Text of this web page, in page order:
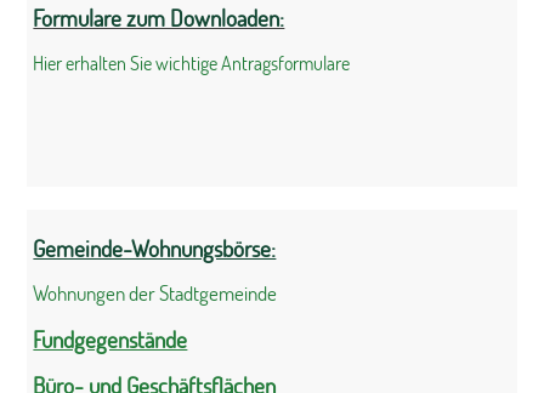
Formulare zum Downloaden:
Hier erhalten Sie wichtige Antragsformulare
Gemeinde-Wohnungsbörse:
Wohnungen der Stadtgemeinde
Fundgegenstände
Büro- und Geschäftsflächen